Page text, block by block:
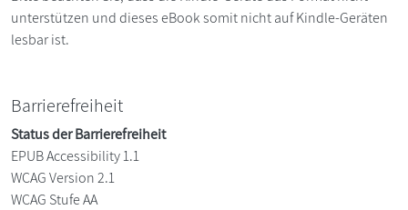
unterstützen und dieses eBook somit nicht auf Kindle-Geräten
lesbar ist.
Barrierefreiheit
Status der Barrierefreiheit
EPUB Accessibility 1.1
WCAG Version 2.1
WCAG Stufe AA